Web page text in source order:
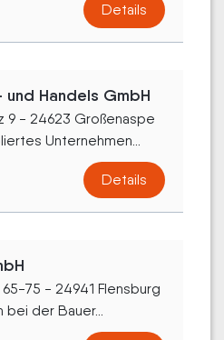
Details
und Handels GmbH
9 - 24623 Großenaspe
Unternehmen...
Details
75 - 24941 Flensburg
bei der Bauer...